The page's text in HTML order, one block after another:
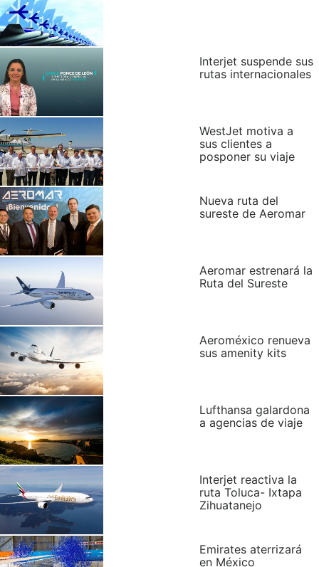
Interjet suspende sus
rutas internacionales
WestJet motiva a
sus clientes a
posponer su viaje
Nueva ruta del
sureste de Aeromar
Aeromar estrenará la
Ruta del Sureste
Aeroméxico renueva
sus amenity kits
Lufthansa galardona
a agencias de viaje
Interjet reactiva la
ruta Toluca- Ixtapa
Zihuatanejo
Emirates aterrizará
en México